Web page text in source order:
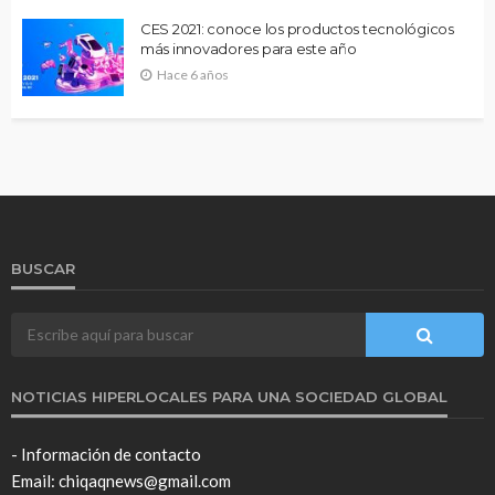
CES 2021: conoce los productos tecnológicos
más innovadores para este año
Hace 6 años
BUSCAR
NOTICIAS HIPERLOCALES PARA UNA SOCIEDAD GLOBAL
- Información de contacto
Email: chiqaqnews@gmail.com